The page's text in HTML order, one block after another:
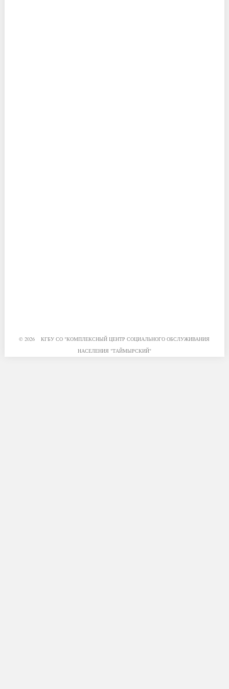
© 2026 КГБУ СО "КОМПЛЕКСНЫЙ ЦЕНТР СОЦИАЛЬНОГО ОБСЛУЖИВАНИЯ
НАСЕЛЕНИЯ "ТАЙМЫРСКИЙ"